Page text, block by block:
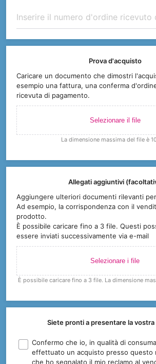
Prova d'acquisto
Caricare un documento che dimostri
esempio una fattura, una conferma
ricevuta di pagamento.
Selezionare il file
La dimensione massima del file è
Allegati aggiuntivi
Aggiungere ulteriori documenti rilevanti
Ad esempio, la corrispondenza con il
prodotto.
È possibile caricare fino a 3 file. Questi
essere inviati successivamente via e-mail
Selezionare i file
È possibile caricare fino a 3 file. La dimensione
Siete pronti a presentare la vostra
Confermo che io, in qualità di
effettuato un acquisto presso questo
che ho segnalato il mio reclamo al